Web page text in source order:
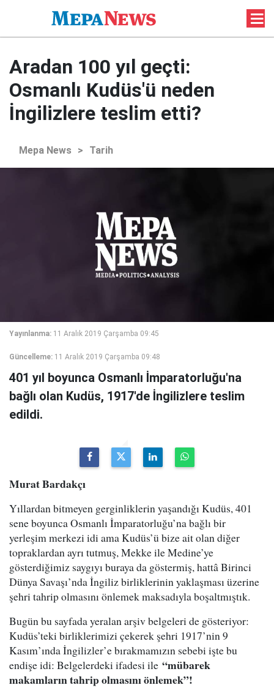
Aradan 100 yıl geçti:
Osmanlı Kudüs'ü neden
İngilizlere teslim etti?
Mepa News > Tarih
Yayınlanma: 11 Aralık 2019 Çarşamba 09:45
Güncelleme: 11 Aralık 2019 Çarşamba 09:48
401 yıl boyunca Osmanlı İmparatorluğu'na
bağlı olan Kudüs, 1917'de İngilizlere teslim
edildi.
Murat Bardakçı
Yıllardan bitmeyen gerginliklerin yaşandığı Kudüs, 401
sene boyunca Osmanlı İmparatorluğu’na bağlı bir
yerleşim merkezi idi ama Kudüs’ü bize ait olan diğer
topraklardan ayrı tutmuş, Mekke ile Medine’ye
gösterdiğimiz saygıyı buraya da göstermiş, hattâ Birinci
Dünya Savaşı’nda İngiliz birliklerinin yaklaşması üzerine
şehri tahrip olmasını önlemek maksadıyla boşaltmıştık.
Bugün bu sayfada yeralan arşiv belgeleri de gösteriyor:
Kudüs’teki birliklerimizi çekerek şehri 1917’nin 9
Kasım’ında İngilizler’e bırakmamızın sebebi işte bu
endişe idi: Belgelerdeki ifadesi ile “mübarek
makamların tahrip olmasını önlemek”!